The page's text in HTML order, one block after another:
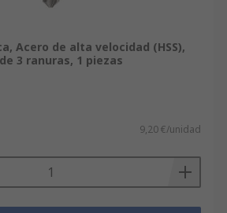
Acero de alta velocidad (HSS),
3 ranuras, 1 piezas
9,20 €/unidad